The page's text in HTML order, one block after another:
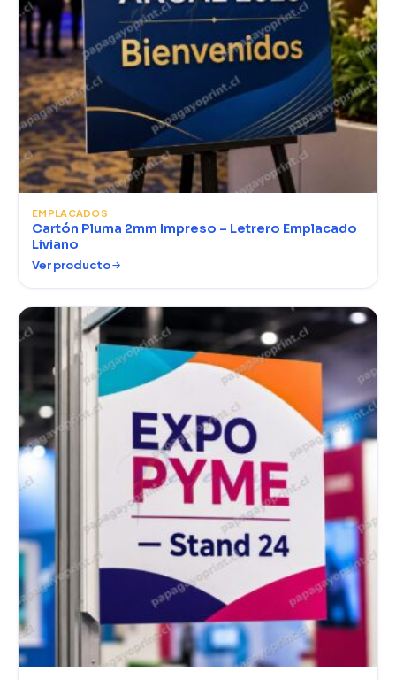
EMPLACADOS
Cartón Pluma 2mm Impreso – Letrero Emplacado
Liviano
Ver producto